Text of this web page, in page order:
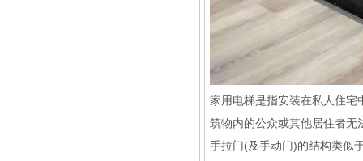
家用电梯是指安装在私人住宅
筑物内的公众或其他居住者无
手拉门(及手动门)的结构类似